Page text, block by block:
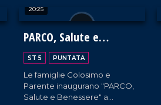
20:25
PARCO, Salute e
Benessere
ST 5 PUNTATA
Le famiglie Colosimo e
Parente inaugurano "PARCO,
Salute e Benessere" a